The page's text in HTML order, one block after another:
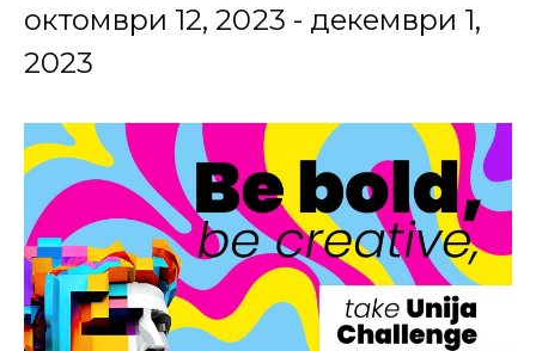
октомври 12, 2023 - декември 1,
2023